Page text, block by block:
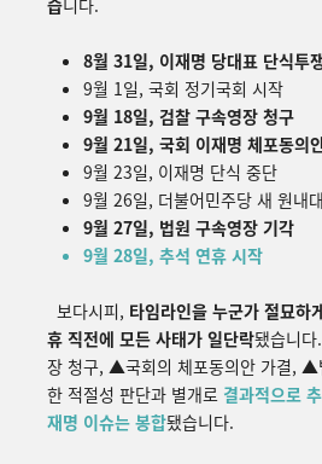
습니다.
8월 31일, 이재명 당대표 단식투
9월 1일, 국회 정기국회 시작
9월 18일, 검찰 구속영장 청구
9월 21일, 국회 이재명 체포동의
9월 23일, 이재명 단식 중단
9월 26일, 더불어민주당 새 원내
9월 27일, 법원 구속영장 기각
9월 28일, 추석 연휴 시작
보다시피, 타임라인을 누군가 절묘하
휴 직전에 모든 사태가 일단락됐습니다.
장 청구, ▲국회의 체포동의안 가결, ▲
한 적절성 판단과 별개로 결과적으로
재명 이슈는 봉합됐습니다.